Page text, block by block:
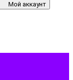
Мой аккаунт